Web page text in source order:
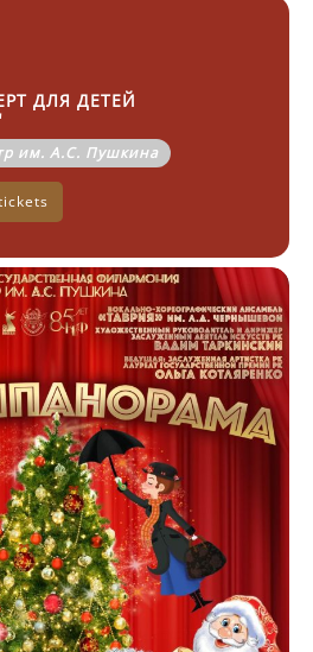
ДЛЯ ДЕТЕЙ
им. А.С. Пушкина